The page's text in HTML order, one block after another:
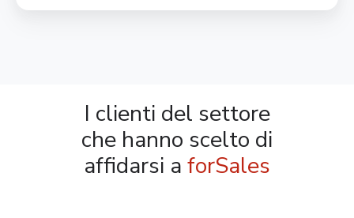
I clienti del settore
che hanno scelto di
affidarsi a forSales